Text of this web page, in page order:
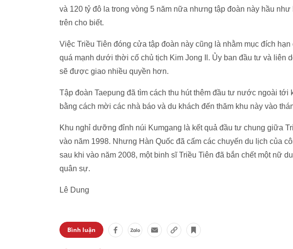
và 120 tỷ đô la trong vòng 5 năm nữa nhưng tập đoàn này hầu
trên cho biết.
Việc Triều Tiên đóng cửa tập đoàn này cũng là nhằm mục đích
quá mạnh dưới thời cố chủ tịch Kim Jong Il. Ủy ban đầu tư và liên
sẽ được giao nhiều quyền hơn.
Tập đoàn Taepung đã tìm cách thu hút thêm đầu tư nước ngoài
bằng cách mời các nhà báo và du khách đến thăm khu này vào
Khu nghỉ dưỡng đỉnh núi Kumgang là kết quả đầu tư chung giữa
vào năm 1998. Nhưng Hàn Quốc đã cấm các chuyến du lịch của
sau khi vào năm 2008, một binh sĩ Triều Tiên đã bắn chết một nữ
quân sự.
Lê Dung
Bình luận